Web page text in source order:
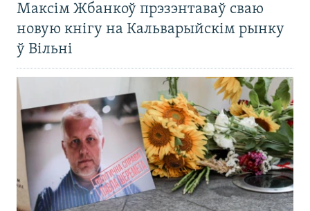
Максім Жбанкоў прэзэнтаваў сваю
новую кнігу на Кальварыйскім рынку
ў Вільні